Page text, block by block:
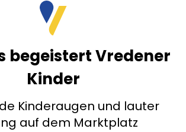
begeistert Vredener
Kinder
Kinderaugen und lauter
auf dem Marktplatz